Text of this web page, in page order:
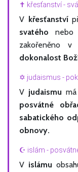
✝️ křesťanství -
V křesťanství
svatého nebo
zakořeněno v
dokonalost
✡️ judaismus -
V judaismu
posvátné
sabatického
obnovy.
☪️ islám -
V islámu